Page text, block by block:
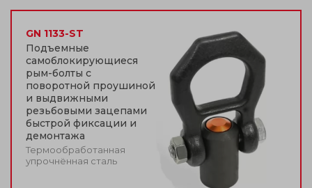
GN 1133-ST
Подъемные
самоблокирующиеся
рым-болты с
поворотной проушиной
и выдвижными
резьбовыми зацепами
быстрой фиксации и
демонтажа
Термообработанная
упрочнённая сталь